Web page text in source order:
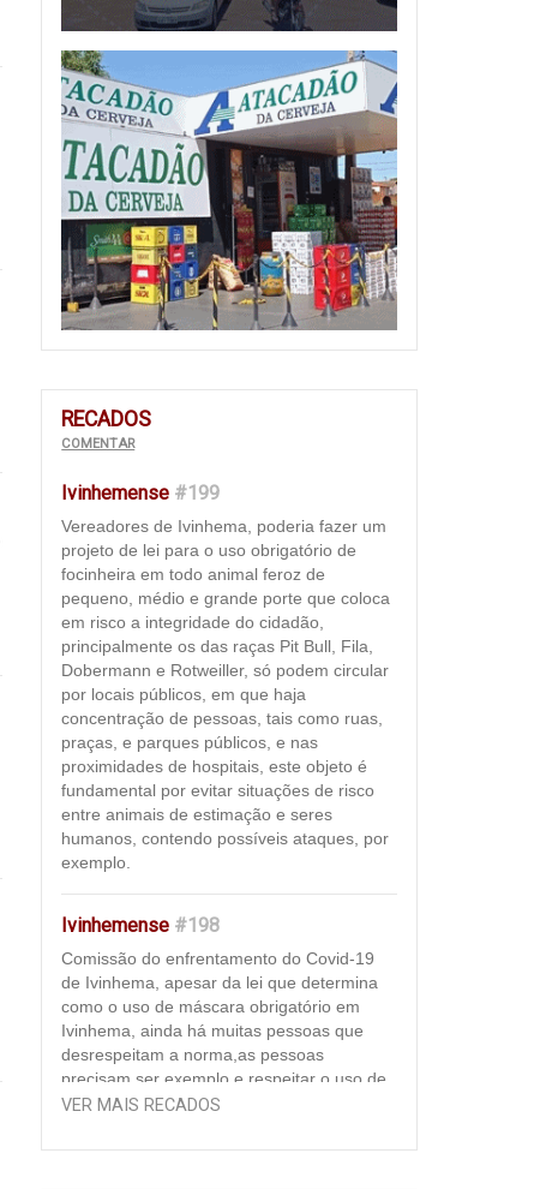
RECADOS
COMENTAR
Ivinhemense #199
Vereadores de Ivinhema, poderia fazer um
projeto de lei para o uso obrigatório de
focinheira em todo animal feroz de
pequeno, médio e grande porte que coloca
em risco a integridade do cidadão,
principalmente os das raças Pit Bull, Fila,
Dobermann e Rotweiller, só podem circular
por locais públicos, em que haja
concentração de pessoas, tais como ruas,
praças, e parques públicos, e nas
proximidades de hospitais, este objeto é
fundamental por evitar situações de risco
entre animais de estimação e seres
humanos, contendo possíveis ataques, por
exemplo.
Ivinhemense #198
Comissão do enfrentamento do Covid-19
de Ivinhema, apesar da lei que determina
como o uso de máscara obrigatório em
Ivinhema, ainda há muitas pessoas que
desrespeitam a norma,as pessoas
precisam ser exemplo e respeitar o uso de
máscara como "regra de convivência". Ao
o vírus que pode estar circulando à sua
VER MAIS RECADOS